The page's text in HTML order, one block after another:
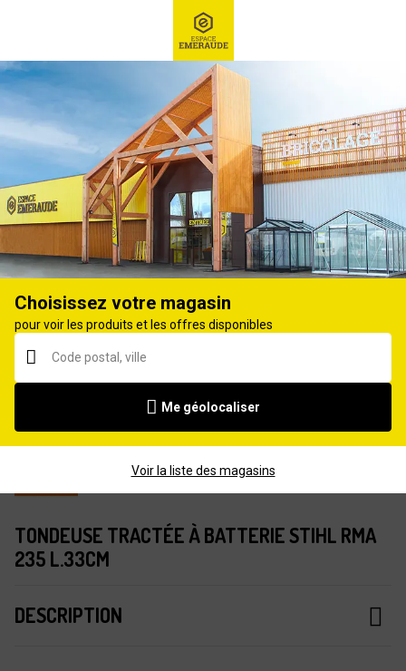
Ex : Robot tondeuse, ...
Tondeuse à batterie
TONDEUSE TRACTÉE À BATTERIE STIHL RMA
235 L.33CM
DESCRIPTION
Choisissez votre magasin
pour voir les produits et les offres disponibles
Me géolocaliser
Voir la liste des magasins